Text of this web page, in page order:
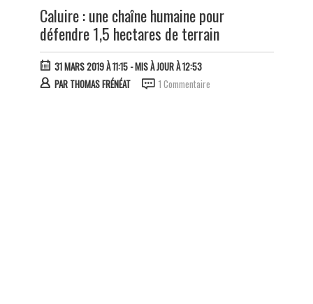
Caluire : une chaîne humaine pour
défendre 1,5 hectares de terrain
31 MARS 2019 À 11:15- MIS À JOUR À 12:53
PAR THOMAS FRÉNÉAT 1 Commentaire